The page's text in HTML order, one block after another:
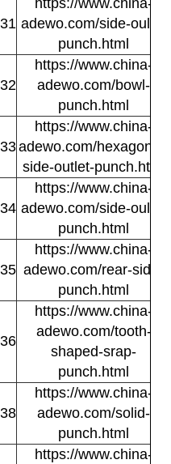
https://www.china-
adewo.com/side-oulet-
punch.html
https://www.china-
adewo.com/bowl-
punch.html
https://www.china-
adewo.com/hexagonal-
side-outlet-punch.html
https://www.china-
adewo.com/side-oulet-
punch.html
https://www.china-
adewo.com/rear-side-
punch.html
https://www.china-
adewo.com/tooth-
shaped-srap-
punch.html
https://www.china-
adewo.com/solid-
punch.html
https://www.china-